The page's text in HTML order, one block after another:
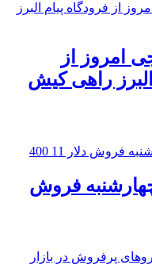
امروز از
البرز راهی کیش
فروش